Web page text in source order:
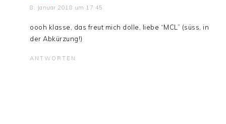
8. Januar 2018 um 17:45
oooh klasse, das freut mich dolle, liebe “MCL” (süss, in
der Abkürzung!)
ANTWORTEN